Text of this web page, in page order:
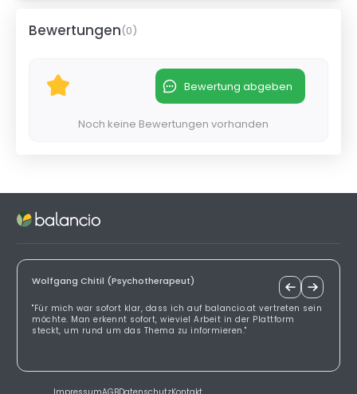
Bewertungen(0)
Bewertung abgeben
Noch keine Bewertungen vorhanden
Wolfgang Chitil (Psychotherapeut)
"Für mich war sofort klar, dass ich auf balancio.at vertreten sein
möchte. Man erkennt sofort, wieviel Arbeit in der Plattform
steckt, um rund um das Thema zu informieren."